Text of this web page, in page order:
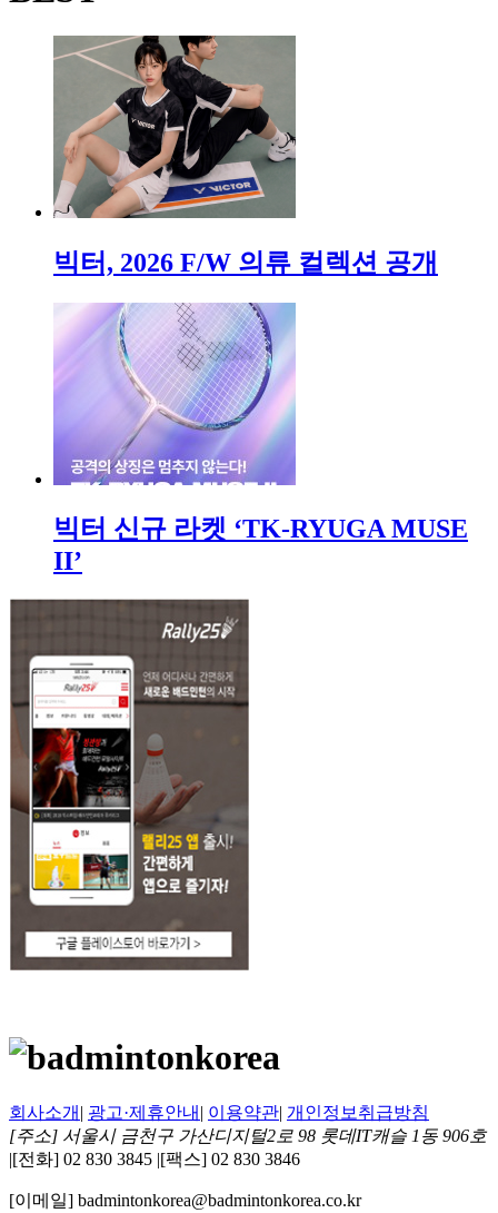
빅터, 2026 F/W 의류 컬렉션 공개
빅터 신규 라켓 ‘TK-RYUGA MUSE
II’
회사소개 | 광고·제휴안내 | 이용약관| 개인정보취급방침
[주소] 서울시 금천구 가산디지털2로 98 롯데IT캐슬 1동 906호
|[전화] 02 830 3845 |[팩스] 02 830 3846
[이메일] badmintonkorea@badmintonkorea.co.kr